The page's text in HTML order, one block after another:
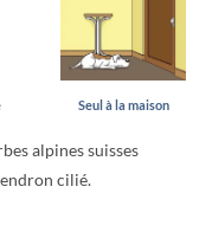
Seul à la maison
alpines suisses
cilié.